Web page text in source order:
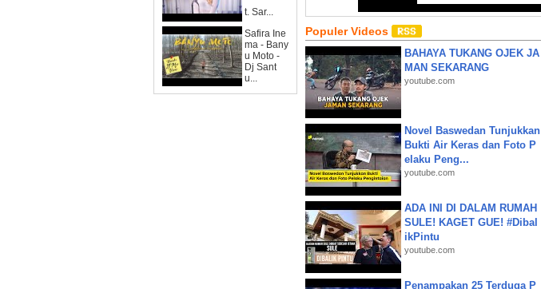
t. Sar...
Safira Ine
ma - Bany
u Moto -
Dj Sant
u...
Populer Videos
BAHAYA TUKANG OJEK JA
MAN SEKARANG
youtube.com
Novel Baswedan Tunjukkan
Bukti Air Keras dan Foto P
elaku Peng...
youtube.com
ADA INI DI DALAM RUMAH
SULE! KAGET GUE! #Dibal
ikPintu
youtube.com
Penampakan 25 Terduga P